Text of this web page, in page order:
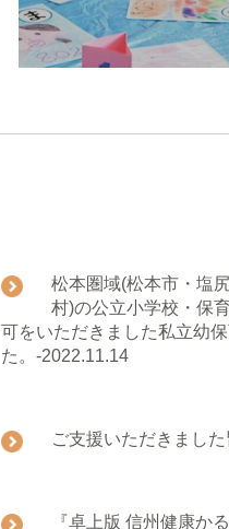
松本圏域(松本市・塩
村)の公立小学校・保
可をいただきました私立幼
た。-2022.11.14
ご支援いただきまし
『卓上版 信州健康か